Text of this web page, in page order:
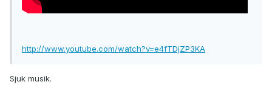
http://www.youtube.com/watch?v=e4fTDjZP3KA
Sjuk musik.